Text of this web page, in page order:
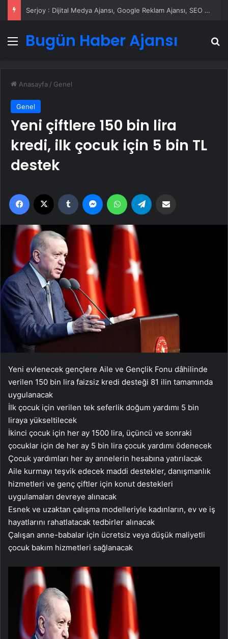
UETDS Nedir ? Uetds.com İle Akıllı Dijital Taşımacılık Yazılımı
Menü
Bugün Haber Ajansı
Anasayfa / Genel
Genel
Yeni çiftlere 150 bin lira
kredi, ilk çocuk için 5 bin TL
destek
Facebook Tumblr MessengerWhatsApp
Yeni evlenecek gençlere Aile ve Gençlik Fonu dâhilinde
verilen 150 bin lira faizsiz kredi desteği 81 ilin tamamında
uygulanacak
İlk çocuk için verilen tek seferlik doğum yardımı 5 bin
liraya yükseltilecek
İkinci çocuk için her ay 1500 lira, üçüncü ve sonraki
çocuklar için de her ay 5 bin lira çocuk yardımı ödenecek
Çocuk yardımları her ay annelerin hesabına yatırılacak
Aile kurmayı teşvik edecek maddi destekler, danışmanlık
hizmetleri ve genç çiftler için konut destekleri
uygulamaları devreye alınacak
Esnek ve uzaktan çalışma modelleriyle kadınların, ev ve iş
hayatlarını rahatlatacak tedbirler alınacak
Çalışan anne-babalar için ücretsiz veya düşük maliyetli
çocuk bakım hizmetleri sağlanacak